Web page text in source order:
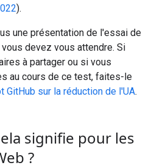
).
une présentation de l'essai de
devez vous attendre. Si
à partager ou si vous
au cours de ce test, faites-le
GitHub sur la réduction de l'UA.
signifie pour les
?